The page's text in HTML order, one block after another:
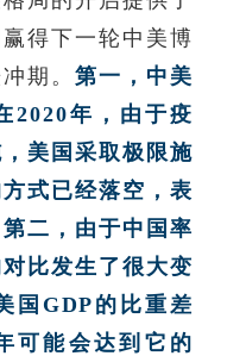
得下一轮中美博
期。第一，中美
2020年，由于疫
美国采取极限施
式已经落空，表
二，由于中国率
比发生了很大变
国GDP的比重差
可能会达到它的